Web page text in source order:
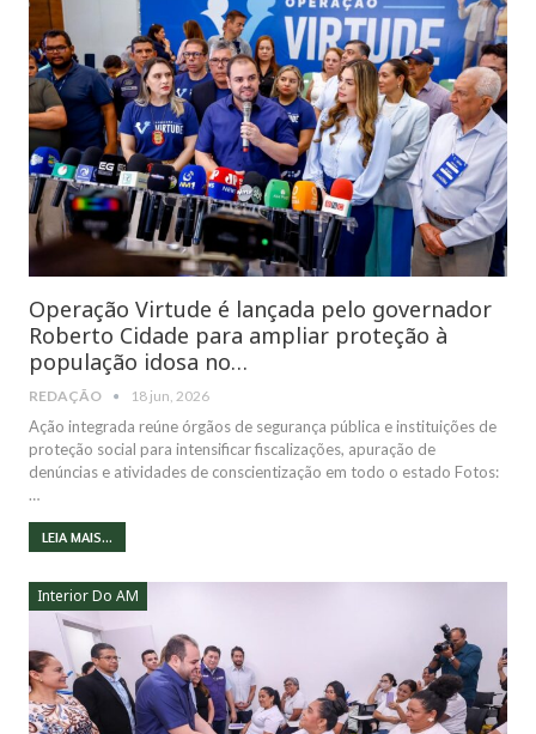
Operação Virtude é lançada pelo governador
Roberto Cidade para ampliar proteção à
população idosa no…
REDAÇÃO 18 jun, 2026
Ação integrada reúne órgãos de segurança pública e instituições de
proteção social para intensificar fiscalizações, apuração de
denúncias e atividades de conscientização em todo o estado Fotos:
…
LEIA MAIS...
Interior Do AM